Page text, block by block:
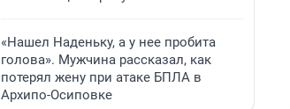
«Нашел Наденьку, а у нее пробита
голова». Мужчина рассказал, как
потерял жену при атаке БПЛА в
Архипо-Осиповке